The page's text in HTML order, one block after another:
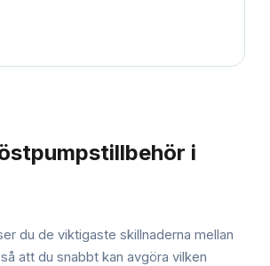
i
du de viktigaste skillnaderna mellan
att du snabbt kan avgöra vilken